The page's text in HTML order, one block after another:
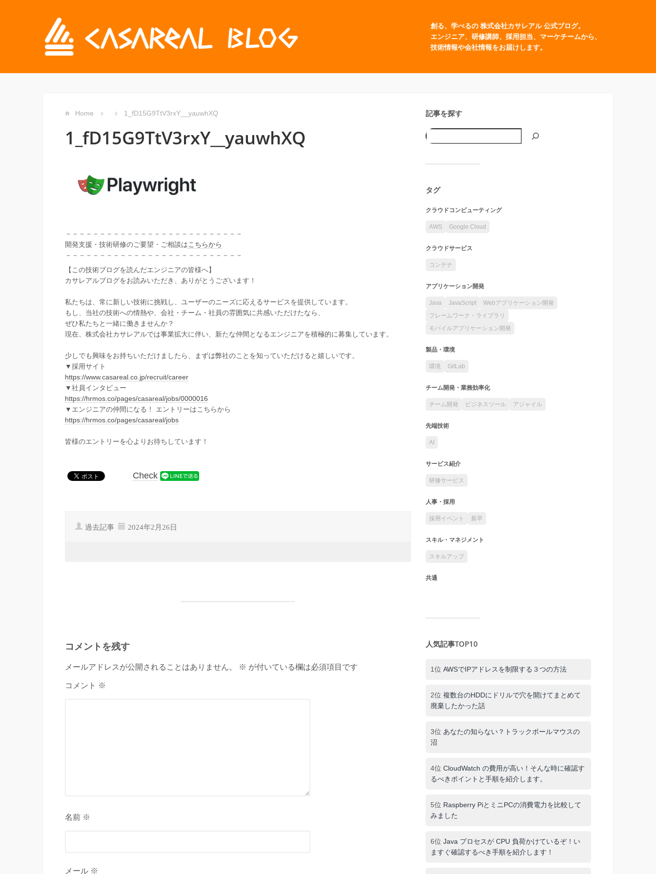
創る、学べるの 株式会社カサレアル 公式ブログ。
エンジニア、研修講師、採用担当、マーケチームから、
技術情報や会社情報をお届けします。
Home 1_fD15G9TtV3rxY__yauwhXQ
1_fD15G9TtV3rxY__yauwhXQ
－－－－－－－－－－－－－－－－－－－－－－－－－－
開発支援・技術研修のご要望・ご相談はこちらから
－－－－－－－－－－－－－－－－－－－－－－－－－－
【この技術ブログを読んだエンジニアの皆様へ】
カサレアルブログをお読みいただき、ありがとうございます！
私たちは、常に新しい技術に挑戦し、ユーザーのニーズに応えるサービスを提供しています。
もし、当社の技術への情熱や、会社・チーム・社員の雰囲気に共感いただけたなら、
ぜひ私たちと一緒に働きませんか？
現在、株式会社カサレアルでは事業拡大に伴い、新たな仲間となるエンジニアを積極的に募集しています。
少しでも興味をお持ちいただけましたら、まずは弊社のことを知っていただけると嬉しいです。
▼採用サイト
https://www.casareal.co.jp/recruit/career
▼社員インタビュー
https://hrmos.co/pages/casareal/jobs/0000016
▼エンジニアの仲間になる！ エントリーはこちらから
https://hrmos.co/pages/casareal/jobs
皆様のエントリーを心よりお待ちしています！
Check
過去記事 2024年2月26日
コメントを残す
メールアドレスが公開されることはありません。 ※ が付いている欄は必須項目です
コメント ※
名前 ※
メール ※
記事を探す
タグ
クラウドコンピューティング
AWS Google Cloud
クラウドサービス
コンテナ
アプリケーション開発
Java JavaScript
Webアプリケーション開発
フレームワーク・ライブラリ
モバイルアプリケーション開発
製品・環境
環境 GitLab
チーム開発・業務効率化
チーム開発 ビジネスツール アジャイル
先端技術
AI
サービス紹介
研修サービス
人事・採用
採用イベント 新卒
スキル・マネジメント
スキルアップ
共通
人気記事TOP10
1位 AWSでIPアドレスを制限する３つの方法
2位 複数台のHDDにドリルで穴を開けてまとめて
廃棄したかった話
3位 あなたの知らない？トラックボールマウスの
沼
4位 CloudWatch の費用が高い！そんな時に確認す
るべきポイントと手順を紹介します。
5位 Raspberry PiとミニPCの消費電力を比較して
みました
6位 Java プロセスが CPU 負荷かけているぞ！い
ますぐ確認するべき手順を紹介します！